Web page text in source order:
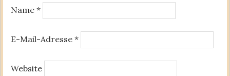
Name *
E-Mail-Adresse *
Website